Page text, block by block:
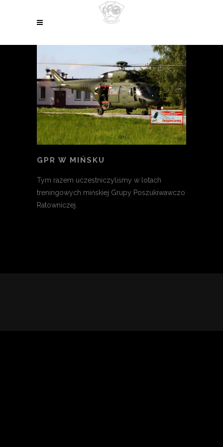
GPR W MIŃSKU
Tym razem uczestniczyliśmy w lotach
treningowych mińskiej Grupy Poszukiwawczo
Ratowniczej.